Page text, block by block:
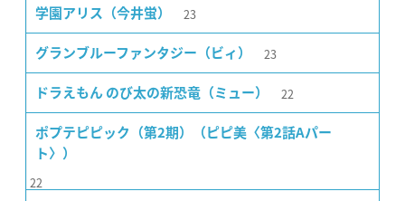
学園アリス（今井蛍） 23
グランブルーファンタジー（ビィ） 23
ドラえもん のび太の新恐竜（ミュー） 22
ポプテピピック（第2期）（ピピ美〈第2話Aパー
ト〉）
22